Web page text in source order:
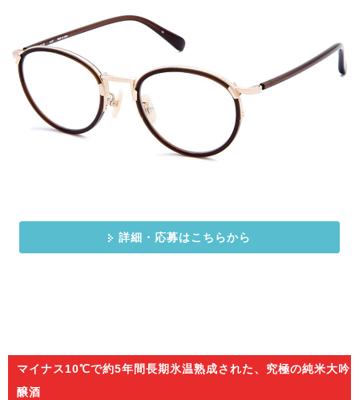
詳細・応募はこちらから
マイナス10℃で約5年間長期氷温熟成された、究極の純米大吟
醸酒